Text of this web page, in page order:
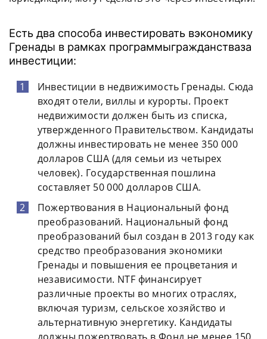
Есть два способа инвестировать вэкономику
Гренады в рамках программыгражданстваза
инвестиции:
Инвестиции в недвижимость Гренады. Сюда
входят отели, виллы и курорты. Проект
недвижимости должен быть из списка,
утвержденного Правительством. Кандидаты
должны инвестировать не менее 350 000
долларов США (для семьи из четырех
человек). Государственная пошлина
составляет 50 000 долларов США.
Пожертвования в Национальный фонд
преобразований. Национальный фонд
преобразований был создан в 2013 году как
средство преобразования экономики
Гренады и повышения ее процветания и
независимости. NTF финансирует
различные проекты во многих отраслях,
включая туризм, сельское хозяйство и
альтернативную энергетику. Кандидаты